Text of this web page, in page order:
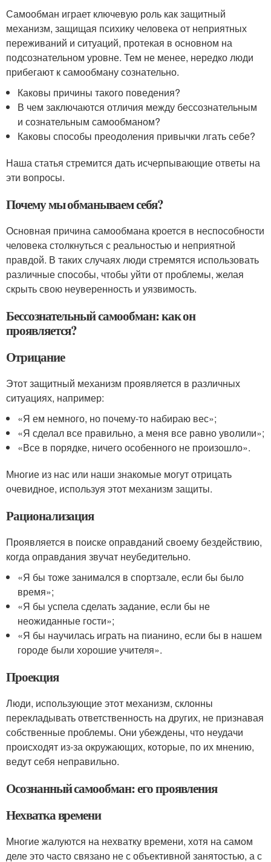
Самообман играет ключевую роль как защитный
механизм, защищая психику человека от неприятных
переживаний и ситуаций, протекая в основном на
подсознательном уровне. Тем не менее, нередко люди
прибегают к самообману сознательно.
Каковы причины такого поведения?
В чем заключаются отличия между бессознательным
и сознательным самообманом?
Каковы способы преодоления привычки лгать себе?
Наша статья стремится дать исчерпывающие ответы на
эти вопросы.
Почему мы обманываем себя?
Основная причина самообмана кроется в неспособности
человека столкнуться с реальностью и неприятной
правдой. В таких случаях люди стремятся использовать
различные способы, чтобы уйти от проблемы, желая
скрыть свою неуверенность и уязвимость.
Бессознательный самообман: как он
проявляется?
Отрицание
Этот защитный механизм проявляется в различных
ситуациях, например:
«Я ем немного, но почему-то набираю вес»;
«Я сделал все правильно, а меня все равно уволили»;
«Все в порядке, ничего особенного не произошло».
Многие из нас или наши знакомые могут отрицать
очевидное, используя этот механизм защиты.
Рационализация
Проявляется в поиске оправданий своему бездействию,
когда оправдания звучат неубедительно.
«Я бы тоже занимался в спортзале, если бы было
время»;
«Я бы успела сделать задание, если бы не
неожиданные гости»;
«Я бы научилась играть на пианино, если бы в нашем
городе были хорошие учителя».
Проекция
Люди, использующие этот механизм, склонны
перекладывать ответственность на других, не признавая
собственные проблемы. Они убеждены, что неудачи
происходят из-за окружающих, которые, по их мнению,
ведут себя неправильно.
Осознанный самообман: его проявления
Нехватка времени
Многие жалуются на нехватку времени, хотя на самом
деле это часто связано не с объективной занятостью, а с